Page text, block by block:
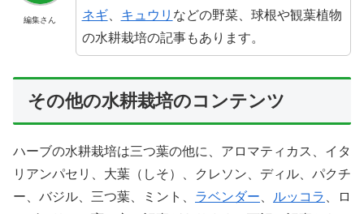
編集さん
ネギ、 キュウリ などの野菜、球根や観葉植物
の水耕栽培の記事もあります。
その他の水耕栽培のコンテンツ
ハーブの水耕栽培は三つ葉の他に、アロマティカス、イタ
リアンパセリ、大葉（しそ）、クレソン、ディル、パクチ
ー、バジル、三つ葉、ミント、 ラベンダー、 ルッコラ 、ロ